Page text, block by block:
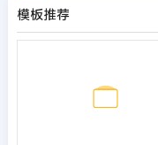
模板推荐